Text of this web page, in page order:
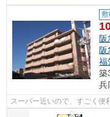
福
築
兵
スーパー近いので、すごく便